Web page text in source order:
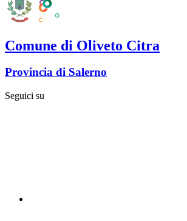
Comune di Oliveto Citra
Provincia di Salerno
Seguici su